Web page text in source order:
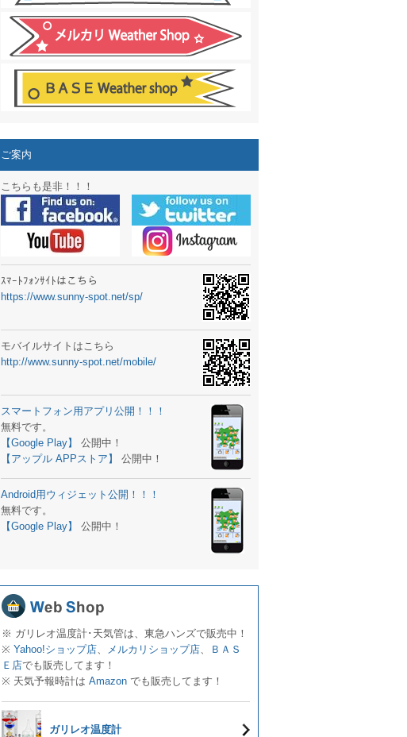
太陽光発電量の推算はじめました
気象情報通知サービス「お天気見張り番」開始
週間波浪図追加しました。
予報士通信講座に解析ツール追加！！
専門天気図アーカイブ開始！！
スマートフォン アプリ バージョンアップ
ラジオメーターニュータイプ新登場！
スマートフォン ウィジェット公開
気象予報士スクールの御案内
弊社事務所を移転しました。
生物平年値 更新
予報士学習サイト OPEN！
専門天気図 追加
ラジオメーター輸入販売開始！
スマートフォン アプリ バージョンアップ
お天気パーツ 追加
ご案内
こちらも是非！！！
ｽﾏｰﾄﾌｫﾝｻｲﾄはこちら
https://www.sunny-spot.net/sp/
モバイルサイトはこちら
http://www.sunny-spot.net/mobile/
スマートフォン用アプリ公開！！！
無料です。
【Google Play】
公開中！
【アップル APPストア】
公開中！
Android用ウィジェット公開！！！
無料です。
【Google Play】
公開中！
※ ガリレオ温度計･天気管は、東急ハンズで販売中！
※ Yahoo!ショップ店、 メルカリショップ店、
ＢＡＳ
Ｅ店でも販売してます！
※ 天気予報時計は Amazon でも販売してます！
ガリレオ温度計